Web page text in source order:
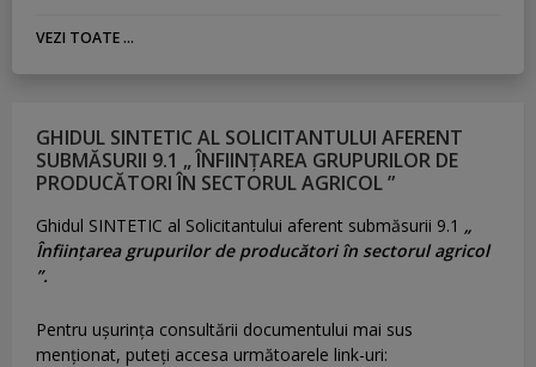
VEZI TOATE ...
GHIDUL SINTETIC AL SOLICITANTULUI AFERENT
SUBMĂSURII 9.1 „ ÎNFIINȚAREA GRUPURILOR DE
PRODUCĂTORI ÎN SECTORUL AGRICOL ”
Ghidul SINTETIC al Solicitantului aferent submăsurii 9.1 „
Înființarea grupurilor de producători în sectorul agricol
”.
Pentru uşurinţa consultării documentului mai sus
menţionat, puteţi accesa următoarele link-uri: